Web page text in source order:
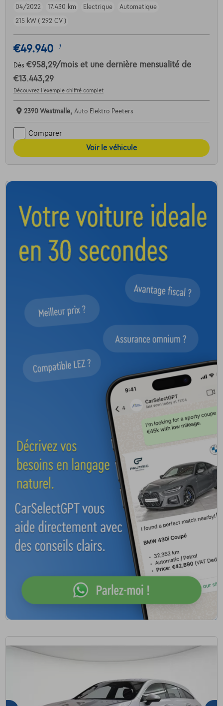
04/2022
17.430 km Electrique
Automatique
215 kW ( 292 CV )
€49.940 1
Dès €958,29/mois et une dernière mensualité de
€13.443,29
Découvrez l’exemple chiffré complet
2390 Westmalle, Auto Elektro Peeters
Comparer
Voir le véhicule